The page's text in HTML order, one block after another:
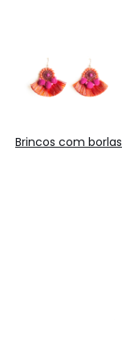
Brincos com borlas